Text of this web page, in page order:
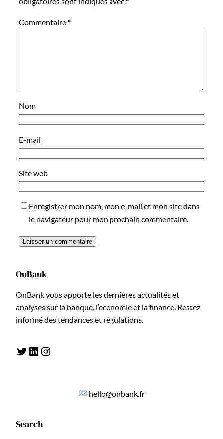
Commentaire *
Nom
E-mail
Site web
Enregistrer mon nom, mon e-mail et mon site dans
le navigateur pour mon prochain commentaire.
OnBank
OnBank vous apporte les dernières actualités et
analyses sur la banque, l’économie et la finance. Restez
informé des tendances et régulations.
Twitter LinkedIn Instagram
hello@onbank.fr
Search